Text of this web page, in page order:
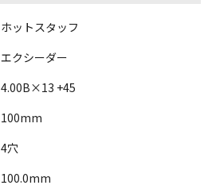
ホットスタッフ
エクシーダー
4.00B×13 +45
100mm
4穴
100.0mm